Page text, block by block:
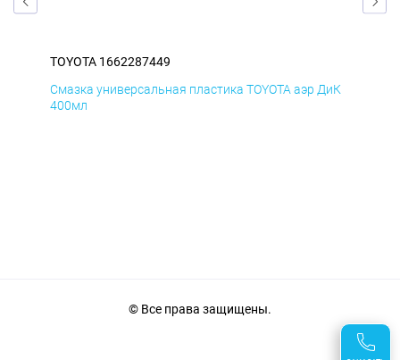
TOYOTA 1662287449
Смазка универсальная пластика TOYOTA аэр ДиК
400мл
© Все права защищены.